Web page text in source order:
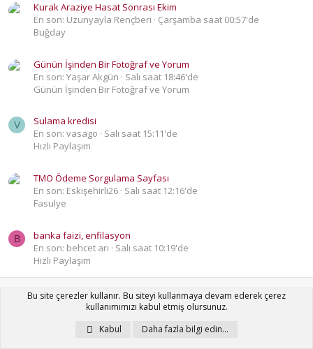
Kurak Araziye Hasat Sonrası Ekim
En son: Uzunyayla Rençberi
Çarşamba saat 00:57'de
Buğday
Günün İşinden Bir Fotoğraf ve Yorum
En son: Yaşar Akgün
Salı saat 18:46'de
Günün İşinden Bir Fotoğraf ve Yorum
V
Sulama kredisi
En son: vasago
Salı saat 15:11'de
Hızlı Paylaşım
TMO Ödeme Sorgulama Sayfası
En son: Eskişehirli26 Salı saat 12:16'de
Fasulye
B
banka faizi, enfilasyon
En son: behcet arı
Salı saat 10:19'de
Hızlı Paylaşım
Videolar (Çekimler)
Bu site çerezler kullanır. Bu siteyi kullanmaya devam ederek çerez
kullanımımızı kabul etmiş olursunuz.
Kabul
Daha fazla bilgi edin…